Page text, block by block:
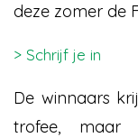
deze zomer de
> Schrijf je in
De winnaars
trofee, maar